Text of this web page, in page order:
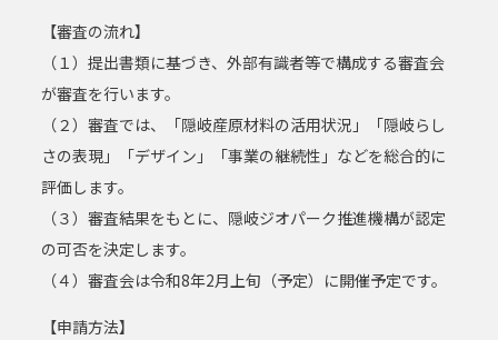
【審査の流れ】
（１）提出書類に基づき、外部有識者等で構成する審査会
が審査を行います。
（２）審査では、「隠岐産原材料の活用状況」「隠岐らし
さの表現」「デザイン」「事業の継続性」などを総合的に
評価します。
（３）審査結果をもとに、隠岐ジオパーク推進機構が認定
の可否を決定します。
（４）審査会は令和8年2月上旬（予定）に開催予定です。
【申請方法】